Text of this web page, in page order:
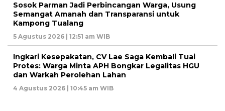
Sosok Parman Jadi Perbincangan Warga, Usung
Semangat Amanah dan Transparansi untuk
Kampong Tualang
5 Agustus 2026 | 12:51 am WIB
Ingkari Kesepakatan, CV Lae Saga Kembali Tuai
Protes: Warga Minta APH Bongkar Legalitas HGU
dan Warkah Perolehan Lahan
4 Agustus 2026 | 10:45 am WIB